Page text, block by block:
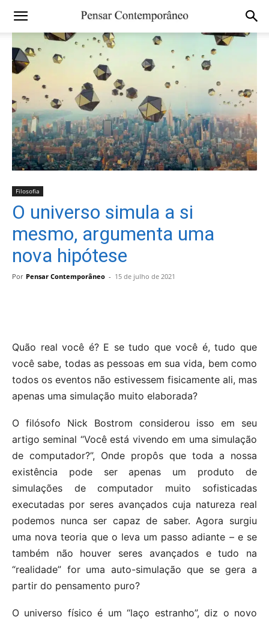
Filosofia
O universo simula a si
mesmo, argumenta uma
nova hipótese
Por Pensar Contemporâneo - 15 de julho de 2021
Quão real você é? E se tudo que você é, tudo que
você sabe, todas as pessoas em sua vida, bem como
todos os eventos não estivessem fisicamente ali, mas
apenas uma simulação muito elaborada?
O filósofo Nick Bostrom considerou isso em seu
artigo seminal “Você está vivendo em uma simulação
de computador?”, Onde propôs que toda a nossa
existência pode ser apenas um produto de
simulações de computador muito sofisticadas
executadas por seres avançados cuja natureza real
podemos nunca ser capaz de saber. Agora surgiu
uma nova teoria que o leva um passo adiante – e se
também não houver seres avançados e tudo na
“realidade” for uma auto-simulação que se gera a
partir do pensamento puro?
O universo físico é um “laço estranho”, diz o novo